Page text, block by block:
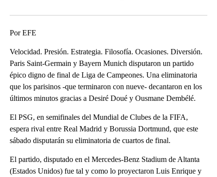
Por EFE
Velocidad. Presión. Estrategia. Filosofía. Ocasiones. Diversión.
Paris Saint-Germain y Bayern Munich disputaron un partido
épico digno de final de Liga de Campeones. Una eliminatoria
que los parisinos -que terminaron con nueve- decantaron en los
últimos minutos gracias a Desiré Doué y Ousmane Dembélé.
El PSG, en semifinales del Mundial de Clubes de la FIFA,
espera rival entre Real Madrid y Borussia Dortmund, que este
sábado disputarán su eliminatoria de cuartos de final.
El partido, disputado en el Mercedes-Benz Stadium de Altanta
(Estados Unidos) fue tal y como lo proyectaron Luis Enrique y